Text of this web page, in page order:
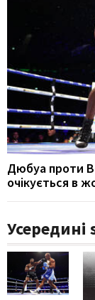
Дюбуа проти
очікується в